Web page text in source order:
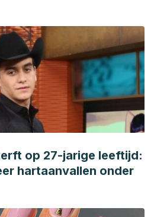
op 27-jarige leeftijd:
hartaanvallen onder